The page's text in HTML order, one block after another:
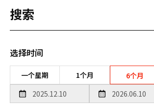
搜索
选择时间
一个星期 1个月 6个月